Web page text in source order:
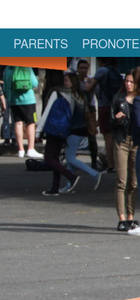
PARENTS PRONOTE